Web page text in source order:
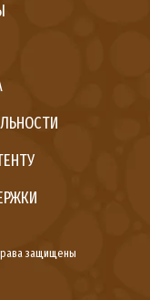
защищены